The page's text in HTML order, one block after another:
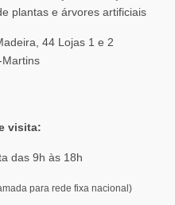
44 Lojas 1 e 2
visita:
das 9h às 18h
para rede fixa nacional)